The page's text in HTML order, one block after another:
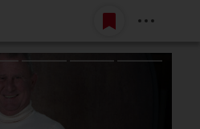
Belépés